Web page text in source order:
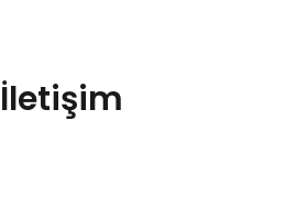
İletişim